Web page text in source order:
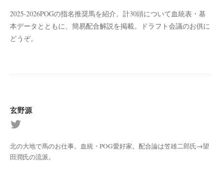
2025-2026POGの指名推奨馬を紹介。計30頭について血統表・基
本データとともに、簡易配合解説を掲載。ドラフト会議のお供に
どうぞ。
玄野源
北の大地で馬のお仕事。血統・POG愛好家。配合論は笠雄二郎氏→望
田潤氏の流派。